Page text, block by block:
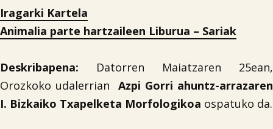
Iragarki Kartela
Animalia parte hartzaileen Liburua – Sariak
Deskribapena: Datorren Maiatzaren 25ean,
Orozkoko udalerrian Azpi Gorri ahuntz-arrazaren
I. Bizkaiko Txapelketa Morfologikoa ospatuko da.